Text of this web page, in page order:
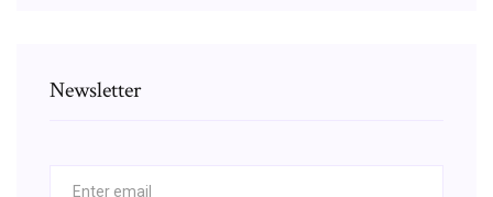
Newsletter